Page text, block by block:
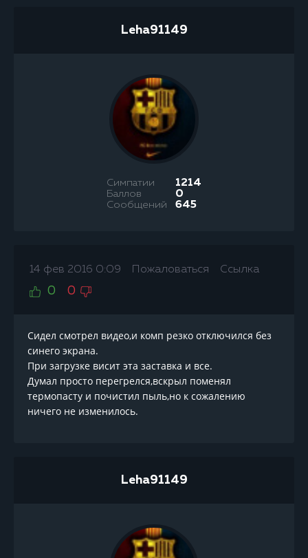
Leha91149
Симпатии 1214
Баллов 0
Сообщений 645
14 фев 2016 0:09 Пожаловаться Ссылка
0 0
Сидел смотрел видео,и комп резко отключился без
синего экрана.
При загрузке висит эта заставка и все.
Думал просто перегрелся,вскрыл поменял
термопасту и почистил пыль,но к сожалению
ничего не изменилось.
Leha91149